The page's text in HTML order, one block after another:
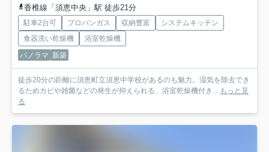
香椎線「須恵中央」駅 徒歩21分
駐車2台可 プロパンガス 収納豊富
システムキッチン
食器洗い乾燥機
浴室乾燥機
パノラマ 新築
徒歩20分の距離に須恵町立須恵中学校があるのも魅力。湿気を除去でき
るためカビや雑菌などの発生が抑えられる、浴室乾燥機付き... もっと見
る